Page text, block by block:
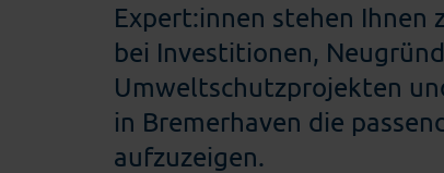
Expert:innen stehen Ihnen
bei Investitionen,
Umweltschutzprojekten
in Bremerhaven die
aufzuzeigen.